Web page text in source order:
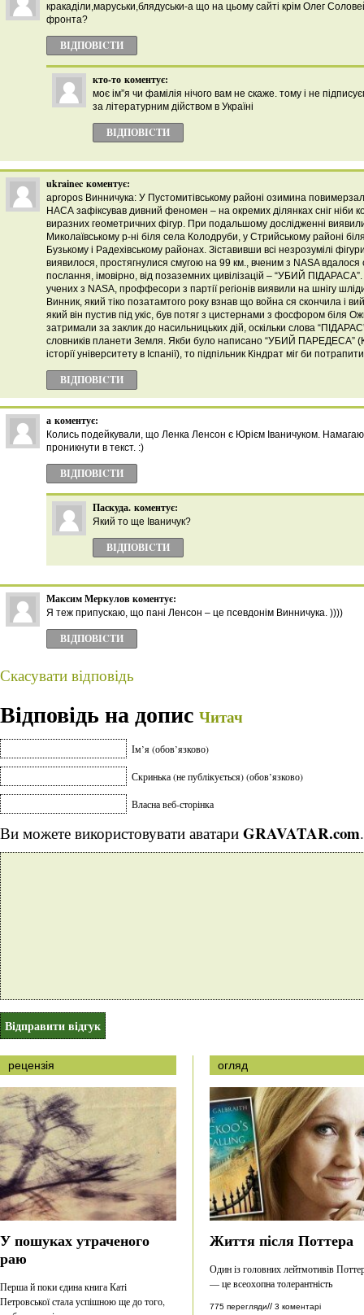
кракаділи,маруськи,блядуськи-а що на цьому сайті крім Олег
фронта?
ВІДПОВІCТИ
кто-то коментує:
моє ім”я чи фамілія нічого вам не скаже. тому і не
за літературним дійством в Україні
ВІДПОВІCТИ
ukrainec коментує:
apropos Винничука: У Пустомитівському районі озимина
НАСА зафіксував дивний феномен – на окремих ділянках сніг ніби
виразних геометричних фігур. При подальшому дослідженні
Миколаївському р-ні біля села Колодруби, у Стрийському районі
Бузькому і Радехівському районах. Зіставивши всі незрозумілі
виявилося, простягнулися смугою на 99 км., вченим з NASA
послання, імовірно, від позаземних цивілізацій – “УБИЙ
учених з NASA, проффесори з партії регіонів виявили на шнігу
Винник, який тіко позатамтого року взнав що война ся скончила і
який він пустив під укіс, був потяг з цистернами з фосфором біля
затримали за заклик до насильницьких дій, оскільки слова
словників планети Земля. Якби було написано “УБИЙ ПАРЕДЕСА”
історії університету в Іспанії), то підпільник Кіндрат міг би
ВІДПОВІCТИ
а коментує:
Колись подейкували, що Ленка Ленсон є Юрієм Іваничуком.
проникнути в текст. :)
ВІДПОВІCТИ
Паскуда. коментує:
Який то ще Іваничук?
ВІДПОВІCТИ
Максим Меркулов коментує:
Я теж припускаю, що пані Ленсон – це псевдонім Винничука. ))))
ВІДПОВІCТИ
Скасувати відповідь
Відповідь на допис Читач
Ім’я (обов’язково)
Скринька (не публікується) (обов’язково)
Власна веб-сторінка
Ви можете використовувати аватари GRAVATAR.com.
рецензія
У пошуках утраченого
раю
Перша й поки єдина книга Каті
Петровської стала успішною ще до того,
огляд
Життя після Поттера
Один із головних лейтмотивів
— це всеохопна толерантність
775 перегляди// 3 коментарі